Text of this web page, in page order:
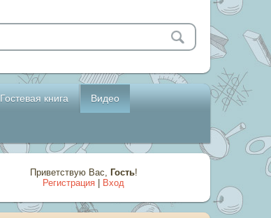
Гостевая книга Видео
Приветствую Вас, Гость!
Регистрация
Вход